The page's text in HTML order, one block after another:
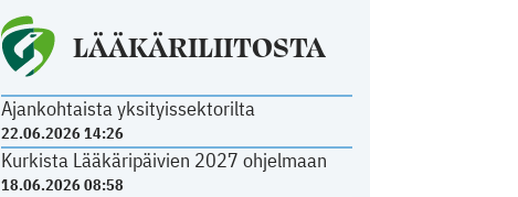
LÄÄKÄRILIITOSTA
Ajankohtaista yksityissektorilta
22.06.2026 14:26
Kurkista Lääkäripäivien 2027 ohjelmaan
18.06.2026 08:58